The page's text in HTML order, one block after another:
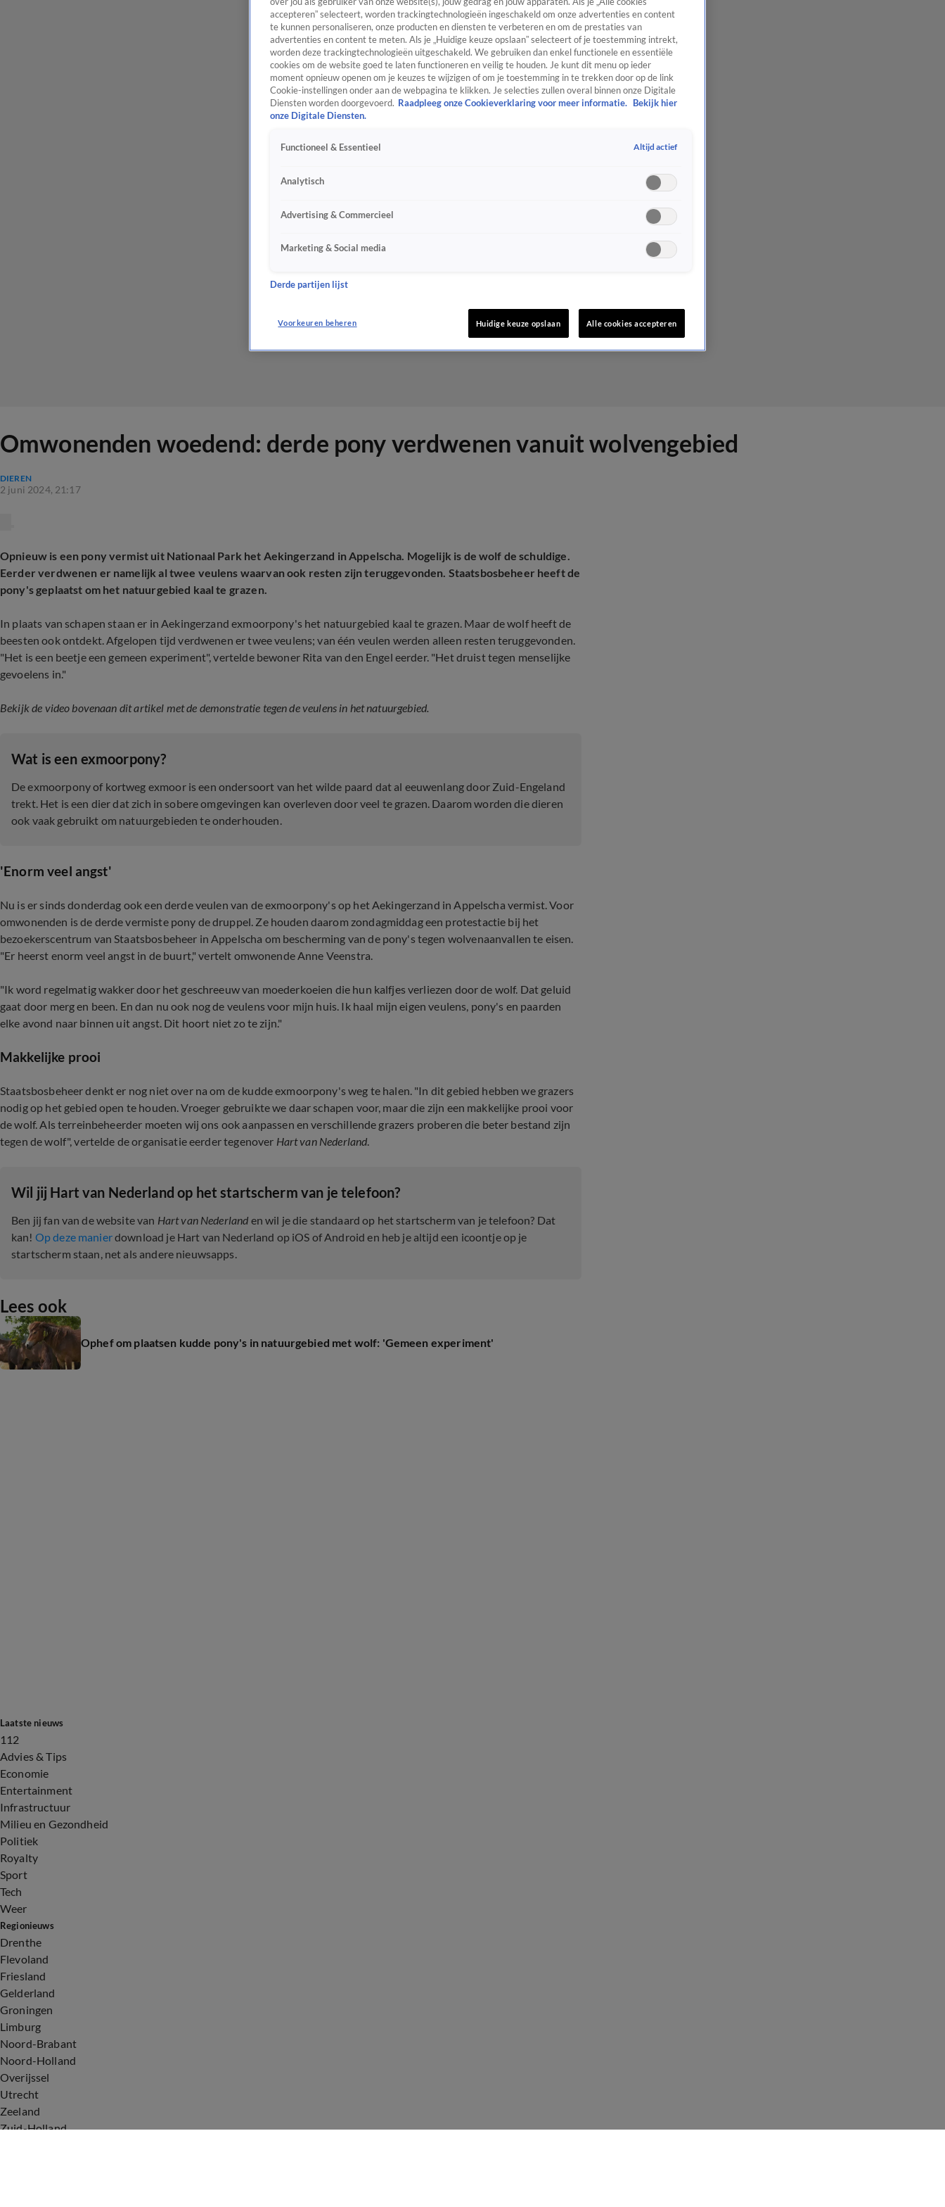
Omwonenden woedend: derde pony verdwenen vanuit wolvengebied
DIEREN
2 juni 2024, 21:17
Opnieuw is een pony vermist uit Nationaal Park het Aekingerzand in Appelscha. Mogelijk is de wolf de schuldige.
Eerder verdwenen er namelijk al twee veulens waarvan ook resten zijn teruggevonden. Staatsbosbeheer heeft de
pony's geplaatst om het natuurgebied kaal te grazen.
In plaats van schapen staan er in Aekingerzand exmoorpony's het natuurgebied kaal te grazen. Maar de wolf heeft de
beesten ook ontdekt. Afgelopen tijd verdwenen er twee veulens; van één veulen werden alleen resten teruggevonden.
"Het is een beetje een gemeen experiment", vertelde bewoner Rita van den Engel eerder. "Het druist tegen menselijke
gevoelens in."
Bekijk de video bovenaan dit artikel met de demonstratie tegen de veulens in het natuurgebied.
Wat is een exmoorpony?
De exmoorpony of kortweg exmoor is een ondersoort van het wilde paard dat al eeuwenlang door Zuid-Engeland
trekt. Het is een dier dat zich in sobere omgevingen kan overleven door veel te grazen. Daarom worden die dieren
ook vaak gebruikt om natuurgebieden te onderhouden.
'Enorm veel angst'
Nu is er sinds donderdag ook een derde veulen van de exmoorpony's op het Aekingerzand in Appelscha vermist. Voor
omwonenden is de derde vermiste pony de druppel. Ze houden daarom zondagmiddag een protestactie bij het
bezoekerscentrum van Staatsbosbeheer in Appelscha om bescherming van de pony's tegen wolvenaanvallen te eisen.
"Er heerst enorm veel angst in de buurt," vertelt omwonende Anne Veenstra.
"Ik word regelmatig wakker door het geschreeuw van moederkoeien die hun kalfjes verliezen door de wolf. Dat geluid
gaat door merg en been. En dan nu ook nog de veulens voor mijn huis. Ik haal mijn eigen veulens, pony's en paarden
elke avond naar binnen uit angst. Dit hoort niet zo te zijn."
Makkelijke prooi
Staatsbosbeheer denkt er nog niet over na om de kudde exmoorpony's weg te halen. "In dit gebied hebben we grazers
nodig op het gebied open te houden. Vroeger gebruikte we daar schapen voor, maar die zijn een makkelijke prooi voor
de wolf. Als terreinbeheerder moeten wij ons ook aanpassen en verschillende grazers proberen die beter bestand zijn
tegen de wolf", vertelde de organisatie eerder tegenover Hart van Nederland.
Wil jij Hart van Nederland op het startscherm van je telefoon?
Ben jij fan van de website van Hart van Nederland en wil je die standaard op het startscherm van je telefoon? Dat
kan! Op deze manierdownload je Hart van Nederland op iOS of Android en heb je altijd een icoontje op je
startscherm staan, net als andere nieuwsapps.
Lees ook
Ophef om plaatsen kudde pony's in natuurgebied met wolf: 'Gemeen experiment'
Laatste nieuws
112
Advies & Tips
Economie
Entertainment
Infrastructuur
Milieu en Gezondheid
Politiek
Royalty
Sport
Tech
Weer
Regionieuws
Drenthe
Flevoland
Friesland
Gelderland
Groningen
Limburg
Noord-Brabant
Noord-Holland
Overijssel
Utrecht
Zeeland
Zuid-Holland
accepteren” selecteert, worden trackingtechnologieën ingeschakeld om onze advertenties en content
te kunnen personaliseren, onze producten en diensten te verbeteren en om de prestaties van
advertenties en content te meten. Als je „Huidige keuze opslaan” selecteert of je toestemming intrekt,
worden deze trackingtechnologieën uitgeschakeld. We gebruiken dan enkel functionele en essentiële
cookies om de website goed te laten functioneren en veilig te houden. Je kunt dit menu op ieder
moment opnieuw openen om je keuzes te wijzigen of om je toestemming in te trekken door op de link
Cookie-instellingen onder aan de webpagina te klikken. Je selecties zullen overal binnen onze Digitale
Diensten worden doorgevoerd. Raadpleeg onze Cookieverklaring voor meer informatie.
Bekijk hier
onze Digitale Diensten.
Functioneel & Essentieel Altijd actief
Analytisch
Advertising & Commercieel
Marketing & Social media
Derde partijen lijst
Voorkeuren beheren Huidige keuze opslaan Alle cookies accepteren